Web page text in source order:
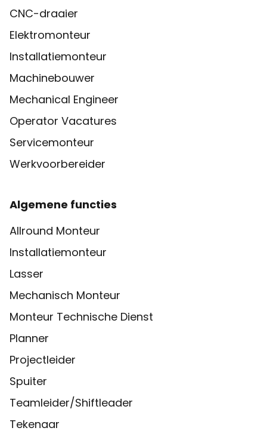
CNC-draaier
Elektromonteur
Installatiemonteur
Machinebouwer
Mechanical Engineer
Operator Vacatures
Servicemonteur
Werkvoorbereider
Algemene functies
Allround Monteur
Installatiemonteur
Lasser
Mechanisch Monteur
Monteur Technische Dienst
Planner
Projectleider
Spuiter
Teamleider/Shiftleader
Tekenaar